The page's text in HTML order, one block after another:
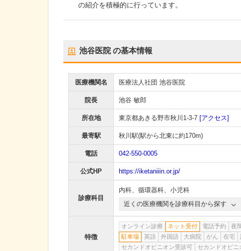
の紹介を積極的に行っています。
池谷医院の基本情報
医療機関名 医療法人社団 池谷医院
院長 池谷 敏郎
所在地 東京都あきる野市秋川1-3-7 [アクセス]
最寄駅 秋川駅(駅から北東に約170m)
電話 042-550-0005
公式HP https://iketaniiin.or.jp/
診療科目
内科、 循環器科、 小児科
近くの医療機関を診療科目から探す
特徴
オンライン診療 ネット受付 電話予約 夜
駐車場
英語 外国語 大病院 がん 在宅
セカンドオピニオン受診可
セカンドオピ